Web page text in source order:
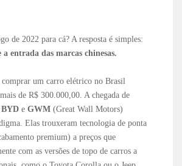
de 2022 para cá? A resposta é simples:
entrada das marcas chinesas.
um carro elétrico no Brasil
de R$ 300.000,00. A chegada de
BYD eGWM (Great Wall Motors)
Elas trouxeram tecnologia de ponta
premium) a preços que
com as versões de topo de carros a